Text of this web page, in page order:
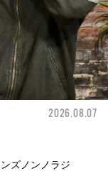
2026.08.07
ズノンノラジ